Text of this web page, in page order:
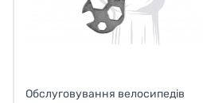
Обслуговування велосипедів